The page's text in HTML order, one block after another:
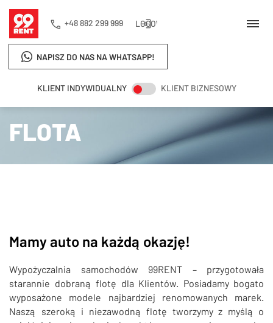
KLIENT INDYWIDUALNY KLIENT BIZNESOWY
NAPISZ DO NAS NA WHATSAPP!
+48 882 299 999 LOGOWANIE
SZUKAJ
Strona główna Flota
FLOTA
Mamy auto na każdą okazję!
Wypożyczalnia samochodów 99RENT – przygotowała
starannie dobraną flotę dla Klientów. Posiadamy bogato
wyposażone modele najbardziej renomowanych marek.
Naszą szeroką i niezawodną flotę tworzymy z myślą o